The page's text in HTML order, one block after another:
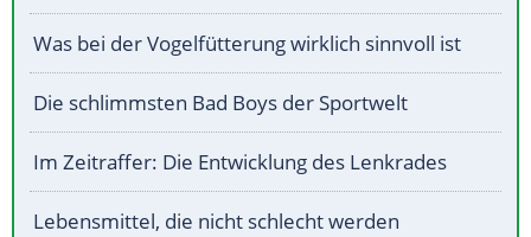
Was bei der Vogelfütterung wirklich sinnvoll ist
Die schlimmsten Bad Boys der Sportwelt
Im Zeitraffer: Die Entwicklung des Lenkrades
Lebensmittel, die nicht schlecht werden